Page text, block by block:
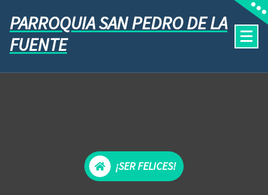
PARROQUIA SAN PEDRO DE LA
FUENTE
¡SER FELICES!